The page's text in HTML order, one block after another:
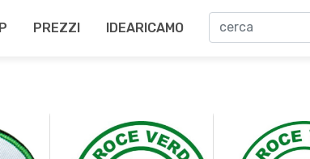
PREZZI IDEARICAMO